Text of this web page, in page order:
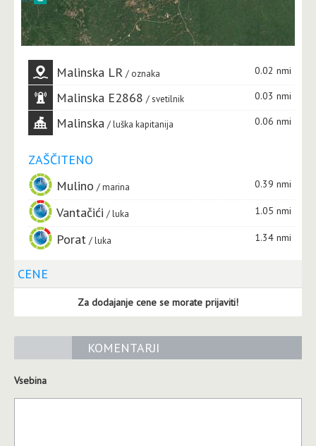
Malinska LR oznaka 0.02 nmi
Malinska E2868 svetilnik 0.03 nmi
Malinska luška kapitanija 0.06 nmi
ZAŠČITENO
Mulino
marina 0.39 nmi
Vantačići luka 1.05 nmi
Porat luka 1.34 nmi
CENE
Za dodajanje cene se morate prijaviti!
KOMENTARJI
Vsebina